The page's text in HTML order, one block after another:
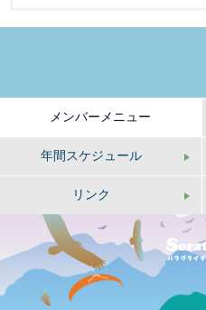
メンバーメニュー
年間スケジュール
リンク